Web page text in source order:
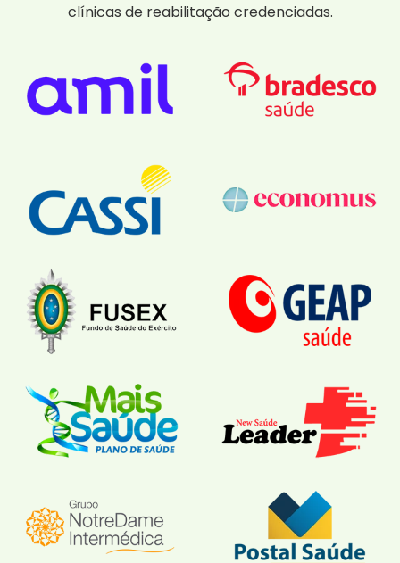
clínicas de reabilitação credenciadas.